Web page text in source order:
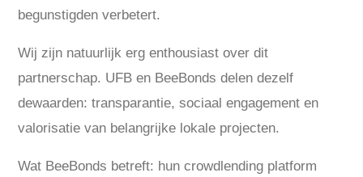
begunstigden verbetert.
Wij zijn natuurlijk erg enthousiast over dit
partnerschap. UFB en BeeBonds delen dezelf
dewaarden: transparantie, sociaal engagement en
valorisatie van belangrijke lokale projecten.
Wat BeeBonds betreft: hun crowdlending platform